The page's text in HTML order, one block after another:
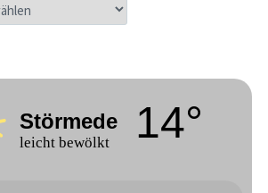
Störmede
leicht bewölkt 14°